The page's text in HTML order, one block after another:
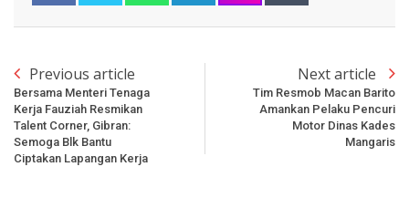
Previous article
Bersama Menteri Tenaga
Kerja Fauziah Resmikan
Talent Corner, Gibran:
Semoga Blk Bantu
Ciptakan Lapangan Kerja
Next article
Tim Resmob Macan Barito
Amankan Pelaku Pencuri
Motor Dinas Kades
Mangaris